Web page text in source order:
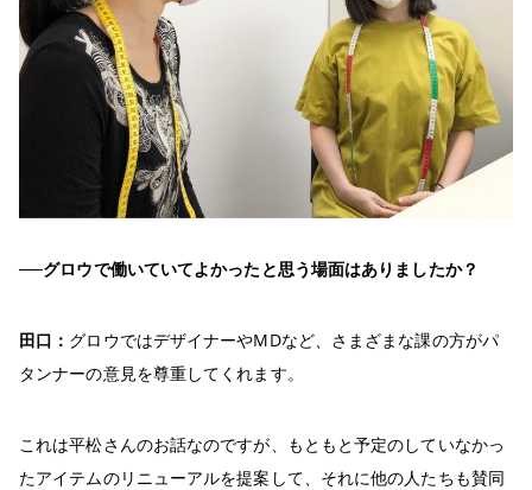
──グロウで働いていてよかったと思う場面はありましたか？
田口： グロウではデザイナーやMDなど、さまざまな課の方がパ
タンナーの意見を尊重してくれます。
これは平松さんのお話なのですが、もともと予定のしていなかっ
たアイテムのリニューアルを提案して、それに他の人たちも賛同